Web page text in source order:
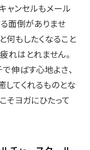
ャンセルもメール
面倒がありませ
何もしたくなること
れはとれません。
伸ばす心地よさ、
てくれるものとな
そヨガにひたって